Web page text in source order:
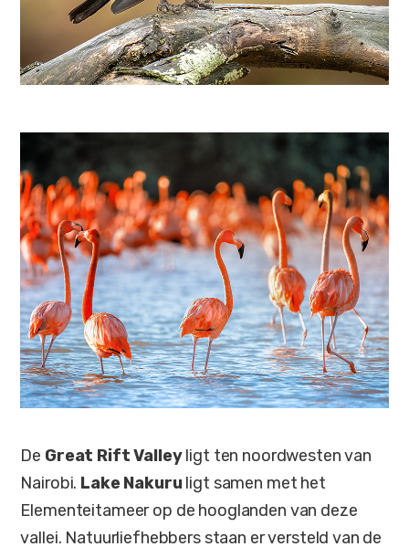
De Great Rift Valleyligt ten noordwesten van
Nairobi. Lake Nakuruligt samen met het
Elementeitameer op de hooglanden van deze
vallei. Natuurliefhebbers staan er versteld van de